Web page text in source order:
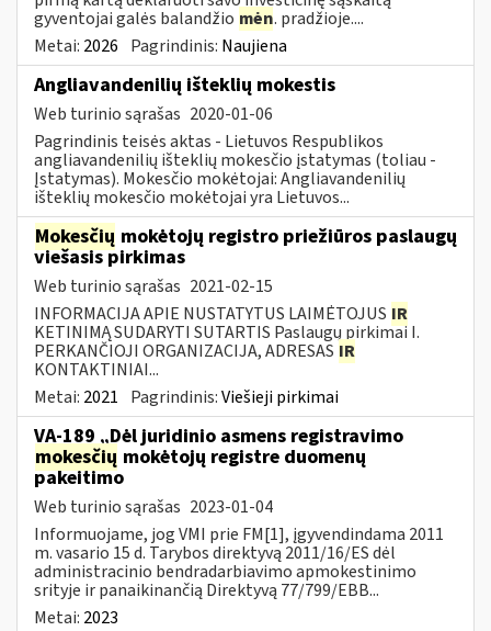
gyventojai galės balandžio mėn. pradžioje....
Metai: 2026 Pagrindinis: Naujiena
Angliavandenilių išteklių mokestis
Web turinio sąrašas 2020-01-06
Pagrindinis teisės aktas - Lietuvos Respublikos
angliavandenilių išteklių mokesčio įstatymas (toliau -
Įstatymas). Mokesčio mokėtojai: Angliavandenilių
išteklių mokesčio mokėtojai yra Lietuvos...
Mokesčių mokėtojų registro priežiūros paslaugų
viešasis pirkimas
Web turinio sąrašas 2021-02-15
INFORMACIJA APIE NUSTATYTUS LAIMĖTOJUS IR
KETINIMĄ SUDARYTI SUTARTIS Paslaugų pirkimai I.
PERKANČIOJI ORGANIZACIJA, ADRESAS IR
KONTAKTINIAI...
Metai: 2021 Pagrindinis:Viešieji pirkimai
VA-189 „Dėl juridinio asmens registravimo
mokesčių mokėtojų registre duomenų
pakeitimo
Web turinio sąrašas 2023-01-04
Informuojame, jog VMI prie FM[1], įgyvendindama 2011
m. vasario 15 d. Tarybos direktyvą 2011/16/ES dėl
administracinio bendradarbiavimo apmokestinimo
srityje ir panaikinančią Direktyvą 77/799/EBB...
Metai: 2023